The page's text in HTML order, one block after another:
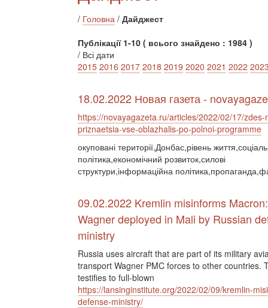
/ Головна / Дайджест
Публікації 1-10 ( всього знайдено : 1984 )
/ Всі дати
2015 2016 2017 2018 2019 2020 2021 2022
18.02.2022 Новая газета -
https://novayagazeta.ru/articles/2022/02/17/zdes-
priznaetsia-vse-oblazhalis-po-polnoi-programme
окуповані території,Донбас,рівень
політика,економічний розвиток,силові
структури,інформаційна
09.02.2022 Kremlin misinforms
Wagner deployed in Mali by Russian
ministry
Russia uses aircraft that are part of its military
transport Wagner PMC forces to other countries.
testifies to full-blown
https://lansinginstitute.org/2022/02/09/kremlin-
defense-ministry/